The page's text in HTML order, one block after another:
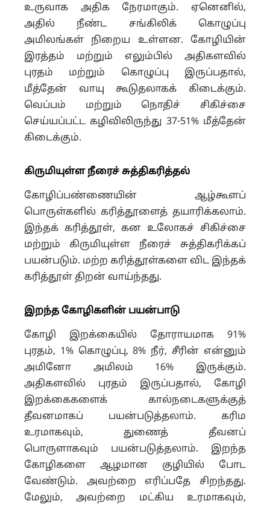
உருவாக அதிக நேரமாகும். ஏனெனில்,
அதில் நீண்ட சங்கிலிக் கொழுப்பு
அமிலங்கள் நிறைய உள்ளன. கோழியின்
இரத்தம் மற்றும் எலும்பில் அதிகளவில்
புரதம் மற்றும் கொழுப்பு இருப்பதால்,
மீத்தேன் வாயு கூடுதலாகக் கிடைக்கும்.
வெப்பம் மற்றும் நொதிச் சிகிச்சை
செய்யப்பட்ட கழிவிலிருந்து 37-51% மீத்தேன்
கிடைக்கும்.
கிருமியுள்ள நீரைச் சுத்திகரித்தல்
கோழிப்பண்ணையின் ஆழ்கூளப்
பொருள்களில் கரித்தூளைத் தயாரிக்கலாம்.
இந்தக் கரித்தூள், கன உலோகச் சிகிச்சை
மற்றும் கிருமியுள்ள நீரைச் சுத்திகரிக்கப்
பயன்படும். மற்ற கரித்தூள்களை விட இந்தக்
கரித்தூள் திறன் வாய்ந்தது.
இறந்த கோழிகளின் பயன்பாடு
கோழி இறக்கையில் தோராயமாக 91%
புரதம், 1% கொழுப்பு, 8% நீர், சீரின் என்னும்
அமினோ அமிலம் 16% இருக்கும்.
அதிகளவில் புரதம் இருப்பதால், கோழி
இறக்கைகளைக் கால்நடைகளுக்குத்
தீவனமாகப் பயன்படுத்தலாம். கரிம
உரமாகவும், துணைத் தீவனப்
பொருளாகவும் பயன்படுத்தலாம். இறந்த
கோழிகளை ஆழமான குழியில் போட
வேண்டும். அவற்றை எரிப்பதே சிறந்தது.
மேலும், அவற்றை மட்கிய உரமாகவும்,